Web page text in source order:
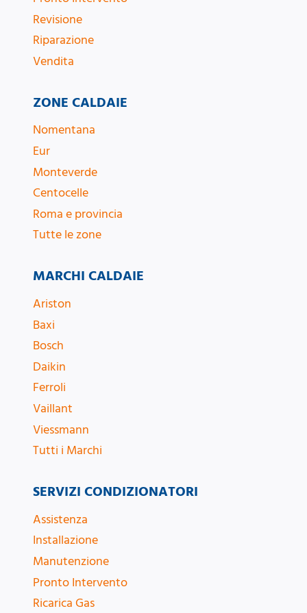
Revisione
Riparazione
Vendita
ZONE CALDAIE
Nomentana
Eur
Monteverde
Centocelle
Roma e provincia
Tutte le zone
MARCHI CALDAIE
Ariston
Baxi
Bosch
Daikin
Ferroli
Vaillant
Viessmann
Tutti i Marchi
SERVIZI CONDIZIONATORI
Assistenza
Installazione
Manutenzione
Pronto Intervento
Ricarica Gas